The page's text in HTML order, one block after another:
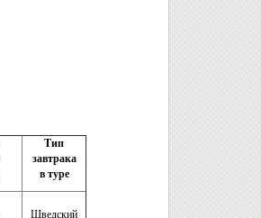
Тип
завтрака
в туре
Шведский